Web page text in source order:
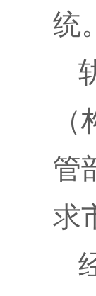
统。
管
求